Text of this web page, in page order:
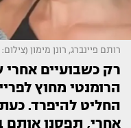
רותם פיינברג, רונן מימון
רק כשבועיים
הרומנטי מחוץ
החליט להיפרד.
אחרי, תפסנו אותם